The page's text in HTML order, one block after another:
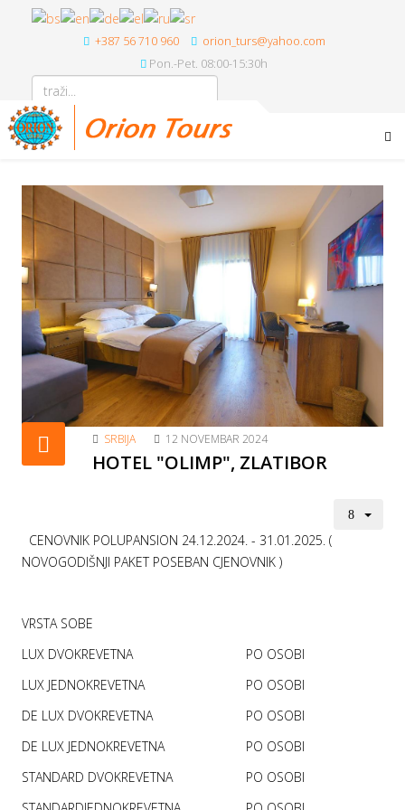
+387 56 710 960
orion_turs@yahoo.com
Pon.-Pet. 08:00-15:30h
SRBIJA 12 NOVEMBAR 2024
HOTEL "OLIMP", ZLATIBOR
CENOVNIK POLUPANSION 24.12.2024. - 31.01.2025. (
NOVOGODIŠNJI PAKET POSEBAN CJENOVNIK )
VRSTA SOBE
LUX DVOKREVETNA
PO OSOBI
LUX JEDNOKREVETNA
PO OSOBI
DE LUX DVOKREVETNA
PO OSOBI
DE LUX JEDNOKREVETNA
PO OSOBI
STANDARD DVOKREVETNA
PO OSOBI